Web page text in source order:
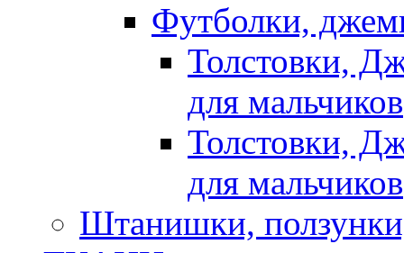
Футболки,
Толстовки,
для мальчиков
Толстовки,
для мальчиков
Штанишки,